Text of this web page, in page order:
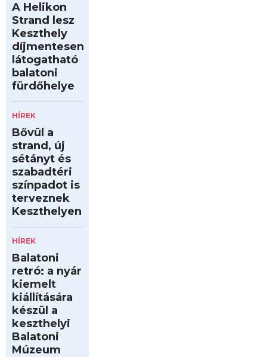
A Helikon
Strand lesz
Keszthely
díjmentesen
látogatható
balatoni
fürdőhelye
HÍREK
Bővül a
strand, új
sétányt és
szabadtéri
színpadot is
terveznek
Keszthelyen
HÍREK
Balatoni
retró: a nyár
kiemelt
kiállítására
készül a
keszthelyi
Balatoni
Múzeum